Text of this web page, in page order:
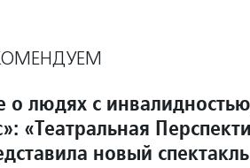
о людях с
«Театральная
новый спектакль